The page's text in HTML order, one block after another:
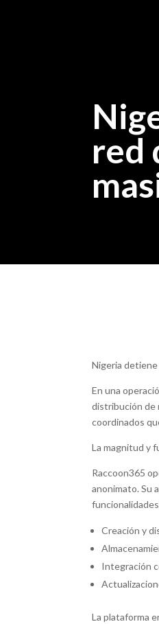
red
Nigeria
En una
distribución de
coordinados
La magnitud y
Raccoon365
anonimato. Su
Creación y
Integración
La plataforma